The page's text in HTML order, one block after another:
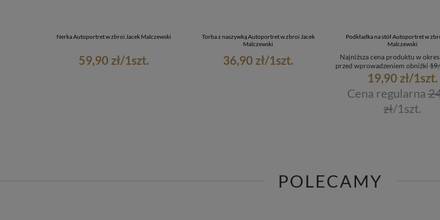
Nerka Autoportret w zbroi Jacek Malczewski
59,90 zł/1szt.
Torba z naszywką Autoportret w zbroi Jacek
Malczewski
36,90 zł/1szt.
Podkładka na stół Autoportret w
Malczewski
19,90 zł/1szt.
Najniższa cena produktu w
przed wprowadzeniem obniżki
Cena regularna
zł/1szt.
POLECAMY